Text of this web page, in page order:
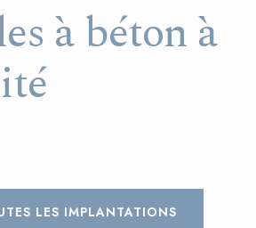
à béton à
LES IMPLANTATIONS